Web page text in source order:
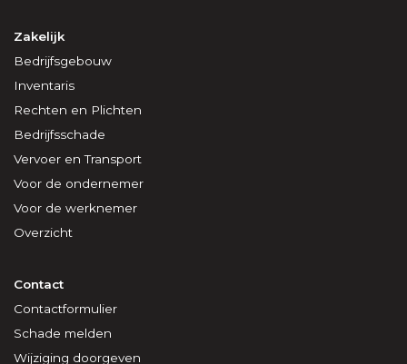
Zakelijk
Bedrijfsgebouw
Inventaris
Rechten en Plichten
Bedrijfsschade
Vervoer en Transport
Voor de ondernemer
Voor de werknemer
Overzicht
Contact
Contactformulier
Schade melden
Wijziging doorgeven